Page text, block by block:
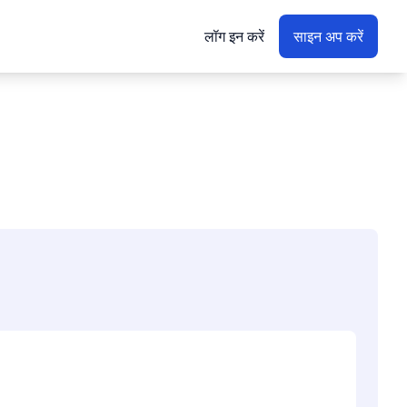
लॉग इन करें साइन अप करें